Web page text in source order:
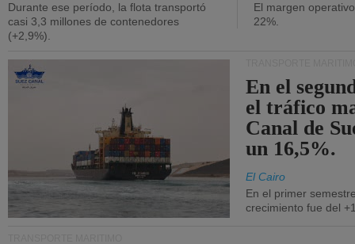
Durante ese período, la flota transportó
casi 3,3 millones de contenedores
(+2,9%).
El margen
22%.
En el
el tráfico
Canal de
un 16,5%.
El Cairo
En el primer
crecimiento fue del